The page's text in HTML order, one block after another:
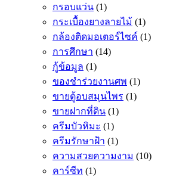
กรอบแว่น (1)
กระเบื้องยางลายไม้ (1)
กล้องติดมอเตอร์ไซค์ (1)
การศึกษา (14)
กู้ข้อมูล (1)
ของชำร่วยงานศพ (1)
ขายตู้อบสมุนไพร (1)
ขายฝากที่ดิน (1)
ครีมบัวหิมะ (1)
ครีมรักษาฝ้า (1)
ความสวยความงาม (10)
คาร์ซีท (1)